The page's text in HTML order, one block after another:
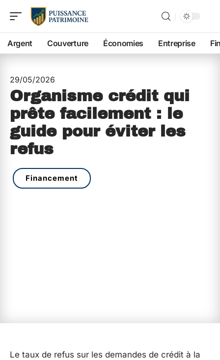
Argent Couverture Économies Entreprise
29/05/2026
Organisme crédit qui
prête facilement : le
guide pour éviter les
refus
Financement
Le taux de refus sur les demandes de crédit à la